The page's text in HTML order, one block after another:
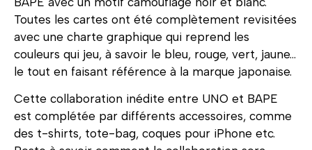
Toutes les cartes ont été complètement revisitées
avec une charte graphique qui reprend les
couleurs qui jeu, à savoir le bleu, rouge, vert, jaune…
le tout en faisant référence à la marque japonaise.
Cette collaboration inédite entre UNO et BAPE
est complétée par différents accessoires, comme
des t-shirts, tote-bag, coques pour iPhone etc.